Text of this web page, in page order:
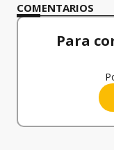
COMENTARIOS
Para